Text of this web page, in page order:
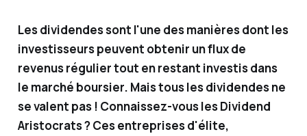
Les dividendes sont l'une des manières dont les
investisseurs peuvent obtenir un flux de
revenus régulier tout en restant investis dans
le marché boursier. Mais tous les dividendes ne
se valent pas ! Connaissez-vous les Dividend
Aristocrats ? Ces entreprises d'élite,
conseill
er en
sseme
financi